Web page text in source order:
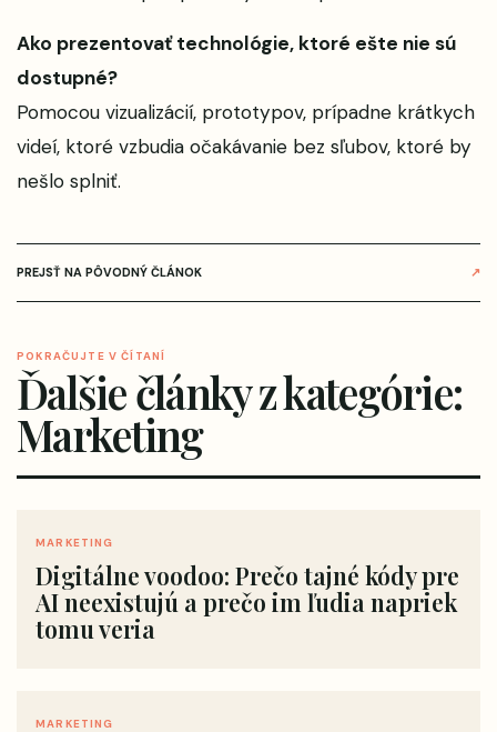
Ako prezentovať technológie, ktoré ešte nie sú
dostupné?
Pomocou vizualizácií, prototypov, prípadne krátkych
videí, ktoré vzbudia očakávanie bez sľubov, ktoré by
nešlo splniť.
PREJSŤ NA PÔVODNÝ ČLÁNOK ↗
POKRAČUJTE V ČÍTANÍ
Ďalšie články z kategórie:
Marketing
MARKETING
Digitálne voodoo: Prečo tajné kódy pre
AI neexistujú a prečo im ľudia napriek
tomu veria
MARKETING